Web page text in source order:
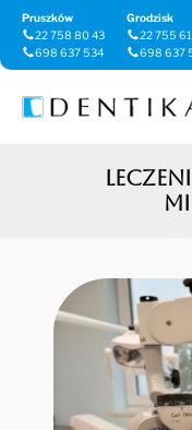
Pruszków
22 758 80 43
698 637 534
Grodzisk
22 755
698 637